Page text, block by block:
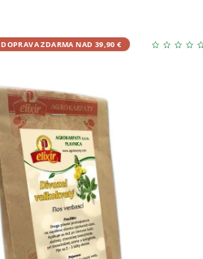
DOPRAVA ZDARMA NAD 39,90 €